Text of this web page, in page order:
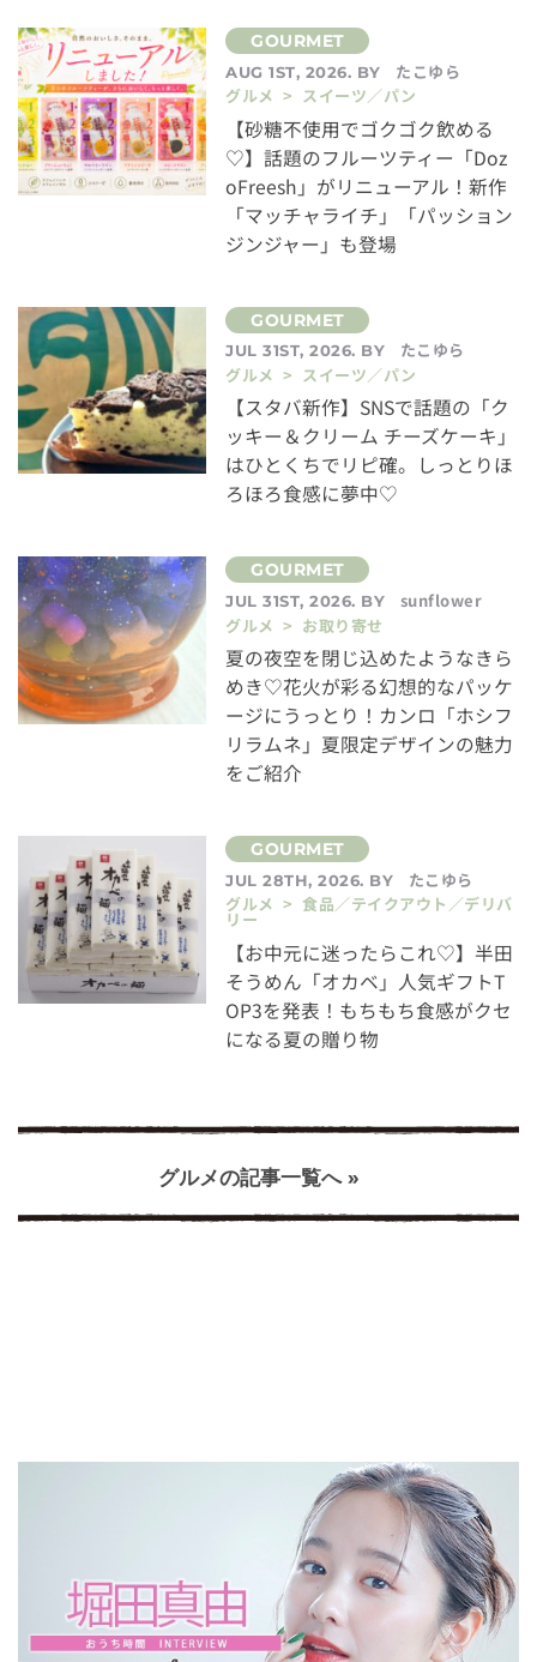
AUG 1ST, 2026. BY
たこゆら
グルメ > スイーツ／パン
【砂糖不使用でゴクゴク飲める
♡】話題のフルーツティー「Doz
oFreesh」がリニューアル！新作
「マッチャライチ」「パッション
ジンジャー」も登場
JUL 31ST, 2026. BY
たこゆら
グルメ > スイーツ／パン
【スタバ新作】SNSで話題の「ク
ッキー＆クリーム チーズケーキ」
はひとくちでリピ確。しっとりほ
ろほろ食感に夢中♡
JUL 31ST, 2026. BY
sunflower
グルメ > お取り寄せ
夏の夜空を閉じ込めたようなきら
めき♡花火が彩る幻想的なパッケ
ージにうっとり！カンロ「ホシフ
リラムネ」夏限定デザインの魅力
をご紹介
JUL 28TH, 2026. BY
たこゆら
グルメ > 食品／テイクアウト／デリバ
リー
【お中元に迷ったらこれ♡】半田
そうめん「オカベ」人気ギフトT
OP3を発表！もちもち食感がクセ
になる夏の贈り物
グルメの記事一覧へ »